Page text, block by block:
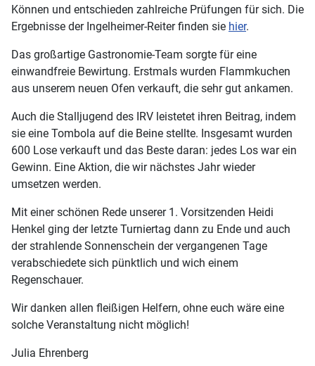
Können und entschieden zahlreiche Prüfungen für sich. Die
Ergebnisse der Ingelheimer-Reiter finden sie hier.
Das großartige Gastronomie-Team sorgte für eine
einwandfreie Bewirtung. Erstmals wurden Flammkuchen
aus unserem neuen Ofen verkauft, die sehr gut ankamen.
Auch die Stalljugend des IRV leistetet ihren Beitrag, indem
sie eine Tombola auf die Beine stellte. Insgesamt wurden
600 Lose verkauft und das Beste daran: jedes Los war ein
Gewinn. Eine Aktion, die wir nächstes Jahr wieder
umsetzen werden.
Mit einer schönen Rede unserer 1. Vorsitzenden Heidi
Henkel ging der letzte Turniertag dann zu Ende und auch
der strahlende Sonnenschein der vergangenen Tage
verabschiedete sich pünktlich und wich einem
Regenschauer.
Wir danken allen fleißigen Helfern, ohne euch wäre eine
solche Veranstaltung nicht möglich!
Julia Ehrenberg